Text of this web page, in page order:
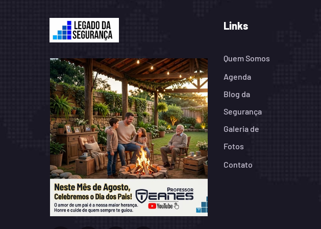
Links
Quem Somos
Agenda
Blog da
Segurança
Galeria de
Fotos
Contato